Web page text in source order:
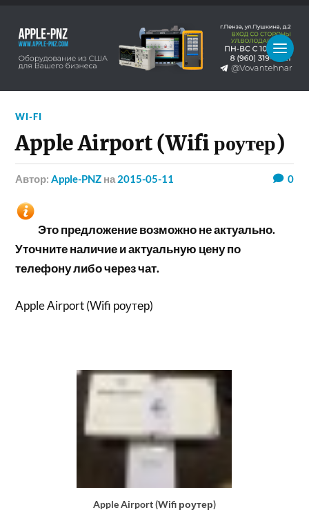
WI-FI
Apple Airport (Wifi роутер)
Автор:Apple-PNZ на 2015-05-11 0
Это предложение возможно не актуально.
Уточните наличие и актуальную цену по
телефону либо через чат.
Apple Airport (Wifi роутер)
Apple Airport (Wifi роутер)